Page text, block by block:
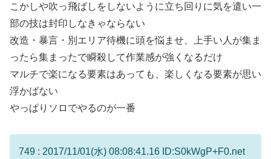
こかしや吹っ飛ばしをしないように立ち回りに気を遣い一
部の技は封印しなきゃならない
改造・暴言・別エリア待機に頭を悩ませ、上手い人が集ま
ったら集まったで瞬殺して作業感が強くなるだけ
マルチで楽になる要素はあっても、楽しくなる要素が思い
浮かばない
やっぱりソロでやるのが一番
749 : 2017/11/01(水) 08:08:41.16 ID:S0kWgP+F0.net